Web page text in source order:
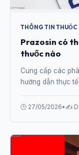
THÔNG TIN THUỐC
Prazosin có
thuốc nào
Cung cấp các
hướng dẫn thực
🕒 27/05/2026• ✍️